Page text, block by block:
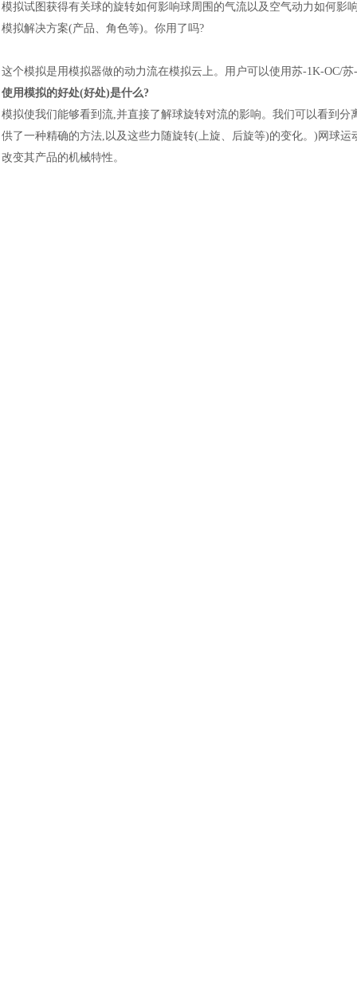
模拟试图获得有关球的旋转如何影响球周围的气流以及空气动力如何影
模拟解决方案(产品、角色等)。你用了吗?
这个模拟是用模拟器做的动力流在模拟云上。用户可以使用苏-1K-OC/
使用模拟的好处(好处)是什么?
模拟使我们能够看到流,并直接了解球旋转对流的影响。我们可以看到
供了一种精确的方法,以及这些力随旋转(上旋、后旋等)的变化。)网球
改变其产品的机械特性。